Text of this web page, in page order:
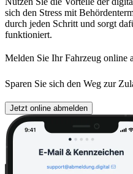
sich den Stress mit
durch jeden Schritt und sorgt
funktioniert.
Melden Sie Ihr Fahrzeug online
Sparen Sie sich den Weg zur
Jetzt online abmelden